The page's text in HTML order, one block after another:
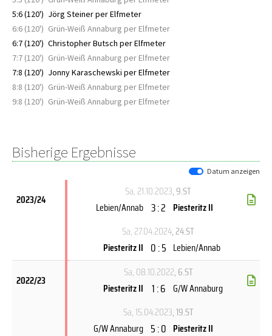
5:6 (120') Jörg Steiner per Elfmeter
6:6 (120') Grün-Weiß Annaburg per Elfmeter
6:7 (120') Christopher Butsch per Elfmeter
7:7 (120') Grün-Weiß Annaburg per Elfmeter
7:8 (120') Jonny Karaschewski per Elfmeter
8:8 (120') Grün-Weiß Annaburg per Elfmeter
9:8 (120') Grün-Weiß Annaburg per Elfmeter
Bisherige Ergebnisse
Datum anzeigen
2023/24
Sa, 21.10.2023, 9.ST
Lebien/Annab 3 : 2 Piesteritz II
Sa, 27.04.2024, 24.ST
Piesteritz II 0 : 5 Lebien/Annab
2022/23
Sa, 08.10.2022, 6.ST
Piesteritz II 1 : 6 G/W Annaburg
Sa, 15.04.2023, 19.ST
G/W Annaburg 5 : 0 Piesteritz II